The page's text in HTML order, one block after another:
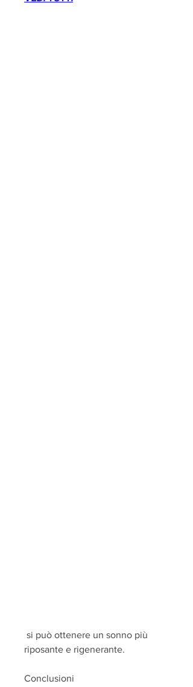
riposante e rigenerante.
Conclusioni